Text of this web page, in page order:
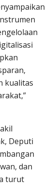
kualitas
Deputi
dan
turut